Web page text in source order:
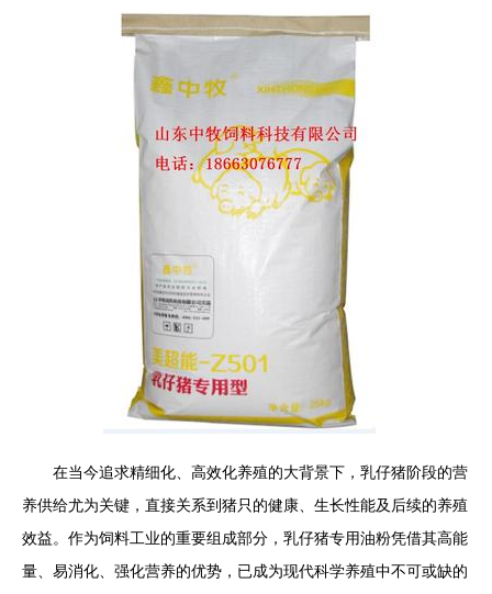
在当今追求精细化、高效化养殖的大背景下，乳仔猪阶段的营
养供给尤为关键，直接关系到猪只的健康、生长性能及后续的养殖
效益。作为饲料工业的重要组成部分，乳仔猪专用油粉凭借其高能
量、易消化、强化营养的优势，已成为现代科学养殖中不可或缺的